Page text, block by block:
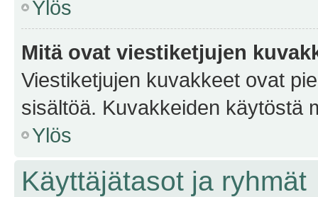
Ylös
Mitä ovat viestiketjujen
Viestiketjujen kuvakkeet ovat
sisältöä. Kuvakkeiden käytöstä
Ylös
Käyttäjätasot ja ryhmät